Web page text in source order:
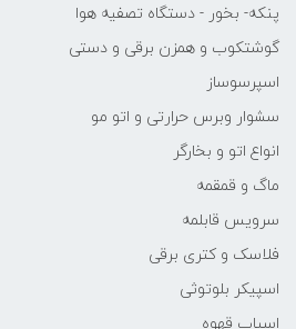
پنکه- بخور - دستگاه تصفیه هوا
گوشتکوب و همزن برقی و دستی
اسپرسوساز
سشوار وبرس حرارتی و اتو مو
انواع اتو و بخارگر
ماگ و قمقمه
سرویس قابلمه
فلاسک و کتری برقی
اسپیکر بلوتوثی
اسیاب قهوه